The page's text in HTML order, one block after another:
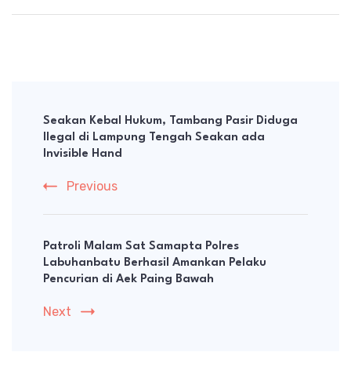
Navigation
Seakan Kebal Hukum, Tambang Pasir Diduga
Ilegal di Lampung Tengah Seakan ada
Invisible Hand
Previous
Patroli Malam Sat Samapta Polres
Labuhanbatu Berhasil Amankan Pelaku
Pencurian di Aek Paing Bawah
Next